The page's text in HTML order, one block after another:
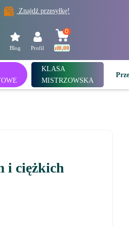
Znajdź przesyłkę!
Blog Profil
0
zł0,00
KLASA
MISTRZOWSKA
i ciężkich